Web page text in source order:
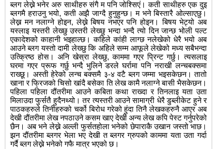
ब्लग लेख्ने भनेर अरु साथीहरु संगै म पनि जोश्सिएं। कती साथीहरु एक दुइ
ब्लगमै हराउनु भयो, कती अझै जाग्दै हुनुहुन्छ। म भने बिस्तारै ओल्साएछु।
लेख्न मन नलाग्ने होइन, लेख्ने बिषय नभएर पनि होइन। बिषय भेट्यो अब
यस्लाइ यस्तरी लेख्छु उस्तरी लेख्छु भन्दा भन्दै त्यो दिन जान्छ भोली पल्ट
एकादेशको काहानी भइहाल्छ। कहिले कांही लाग्छ नलेखेको धेरै भयो अब
आउने ब्लग यस्तो दामी लेख्छु कि अहिले सम्म आफूले लेखेको मध्य सबैभन्दा
उत्क्रिष्ठ होस। अनि खेस्रा लेख्छु, काममा गएर प्रिन्ट गर्छु। त्यसलाइ
घरमा गएर प्रूफ गर्छु भन्दै भुलिने डरले घर्रामा पनि नराखी लन्चबक्समा
राख्छू। अस्ती हेरेको लन्च बक्समै ३-४ वटै ब्लग जम्मा भइसकेछन। तातो
खाना र फ्रिजको चिसो खांदै बसेका ति लेख कामै नलाग्ने बासी भैसकेछन।
पहिला पहिला दौंतरीमा आउने कबिता कथा राख्दा र तिनलाइ यता उता
मिलाउदा फुर्सतै हुदैनथ्यो। तर त्यस्तरी आउने सामाग्री धेरै डुब्लीकेट हुने र
पाठकहरुले तिनीहरुको चर्को बिरोध गरेको हुंदा तिनै लेखकहरुनै आएर अब
देखी दौंतरीमा लेख नपठाउने कसम खाए देखी अन्य लेख कपि पेस्ट गर्नुपरेको
छैन। अब भने लेख्ने अल्ली फुर्सतहोला भनेको छेपाराकै उखान जस्तो भाछ।
झन दौंतरीमा ब्लगर भेलाभए देखी त ब्लगर ग्रुपको काममा यता उता गर्दा
गर्दै ब्लग लेख्ने भनेको गफै मात्र भएको छ।